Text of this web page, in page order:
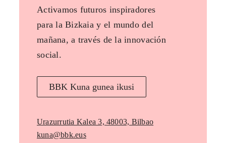
Activamos futuros inspiradores
para la Bizkaia y el mundo del
mañana, a través de la innovación
social.
BBK Kuna gunea ikusi
Urazurrutia Kalea 3, 48003, Bilbao
kuna@bbk.eus